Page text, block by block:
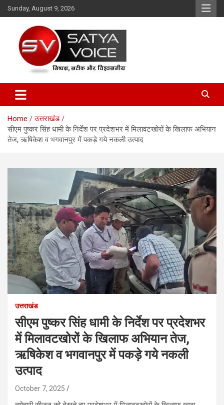
Skip
to
Sunday, August 9, 2026
Satya Voice
Home
उत्तराखंड
सीएम पुष्कर सिंह धामी के निर्देश पर प्रदेशभर में मिलावटखोरों के खिलाफ अभियान
तेज, ऋषिकेश व भगवानपुर में पकड़े गये नकली उत्पाद
उत्तराखंड
सीएम पुष्कर सिंह धामी के निर्देश पर प्रदेशभर
में मिलावटखोरों के खिलाफ अभियान तेज,
ऋषिकेश व भगवानपुर में पकड़े गये नकली
उत्पाद
October 7, 2025